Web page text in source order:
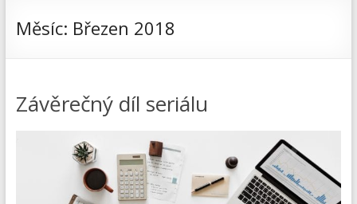
Měsíc: Březen 2018
Závěrečný díl seriálu